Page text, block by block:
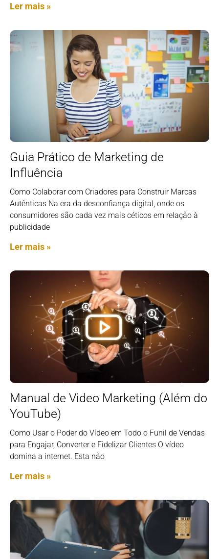
Ler mais »
Guia Prático de Marketing de
Influência
Como Colaborar com Criadores para Construir Marcas
Autênticas Na era da desconfiança digital, onde os
consumidores são cada vez mais céticos em relação à
publicidade
Ler mais »
Manual de Video Marketing (Além do
YouTube)
Como Usar o Poder do Vídeo em Todo o Funil de Vendas
para Engajar, Converter e Fidelizar Clientes O vídeo
domina a internet. Esta não
Ler mais »